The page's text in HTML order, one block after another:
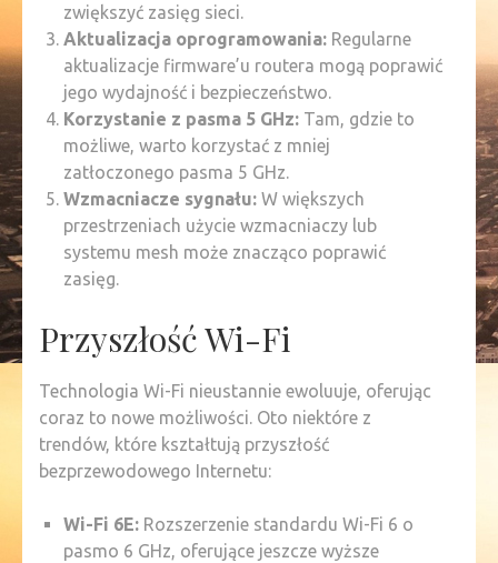
zwiększyć zasięg sieci.
Aktualizacja oprogramowania: Regularne
aktualizacje firmware’u routera mogą poprawić
jego wydajność i bezpieczeństwo.
Korzystanie z pasma 5 GHz: Tam, gdzie to
możliwe, warto korzystać z mniej
zatłoczonego pasma 5 GHz.
Wzmacniacze sygnału: W większych
przestrzeniach użycie wzmacniaczy lub
systemu mesh może znacząco poprawić
zasięg.
Przyszłość Wi-Fi
Technologia Wi-Fi nieustannie ewoluuje, oferując
coraz to nowe możliwości. Oto niektóre z
trendów, które kształtują przyszłość
bezprzewodowego Internetu:
Wi-Fi 6E: Rozszerzenie standardu Wi-Fi 6 o
pasmo 6 GHz, oferujące jeszcze wyższe